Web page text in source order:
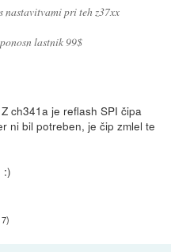
nastavitvami pri teh z37xx
lastnik 99$
ch341a je reflash SPI čipa
ni bil potreben, je čip zmlel te
:)
)